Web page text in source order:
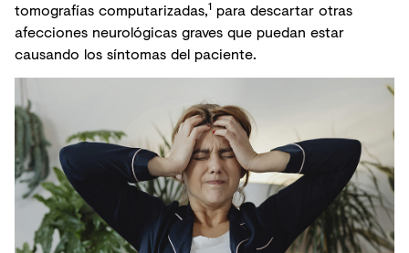
tomografías computarizadas,1 para descartar otras
afecciones neurológicas graves que puedan estar
causando los síntomas del paciente.